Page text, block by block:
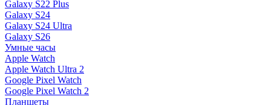
Galaxy S22 Plus
Galaxy S24
Galaxy S24 Ultra
Galaxy S26
Умные часы
Apple Watch
Apple Watch Ultra 2
Google Pixel Watch
Google Pixel Watch 2
Планшеты